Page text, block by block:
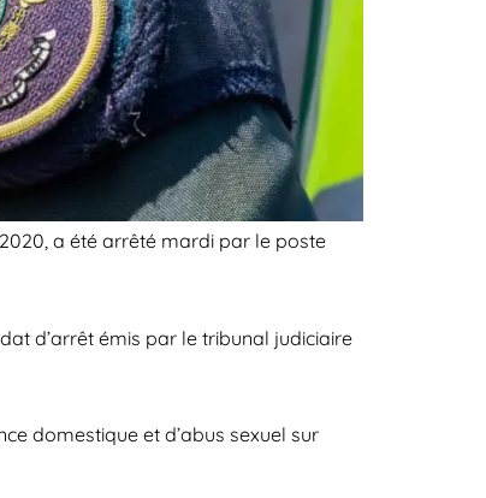
a été arrêté mardi par le poste
d’arrêt émis par le tribunal judiciaire
domestique et d’abus sexuel sur